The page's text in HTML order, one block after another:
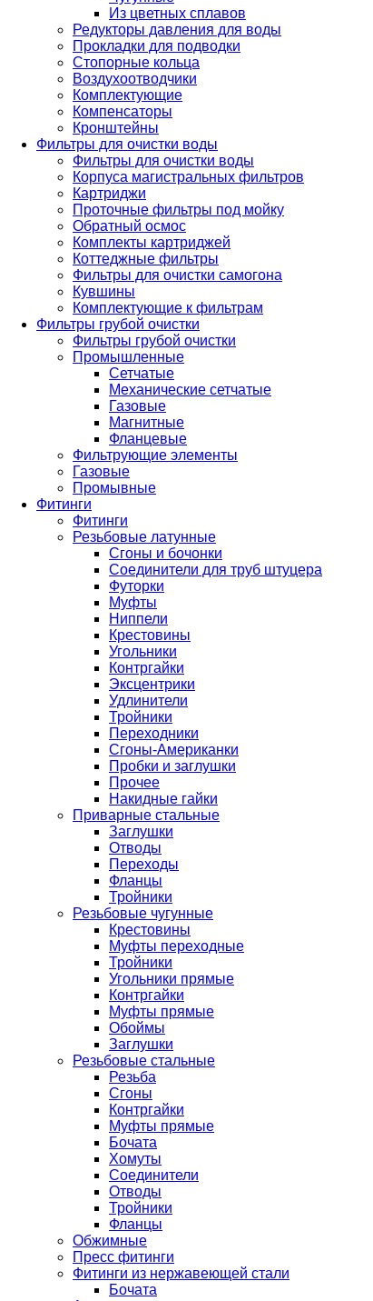
Из цветных сплавов
Редукторы давления для воды
Прокладки для подводки
Стопорные кольца
Воздухоотводчики
Комплектующие
Компенсаторы
Кронштейны
Фильтры для очистки воды
Фильтры для очистки воды
Корпуса магистральных фильтров
Картриджи
Проточные фильтры под мойку
Обратный осмос
Комплекты картриджей
Коттеджные фильтры
Фильтры для очистки самогона
Кувшины
Комплектующие к фильтрам
Фильтры грубой очистки
Фильтры грубой очистки
Промышленные
Сетчатые
Механические сетчатые
Газовые
Магнитные
Фланцевые
Фильтрующие элементы
Газовые
Промывные
Фитинги
Фитинги
Резьбовые латунные
Сгоны и бочонки
Соединители для труб штуцера
Футорки
Муфты
Ниппели
Крестовины
Угольники
Контргайки
Эксцентрики
Удлинители
Тройники
Переходники
Сгоны-Американки
Пробки и заглушки
Прочее
Накидные гайки
Приварные стальные
Заглушки
Отводы
Переходы
Фланцы
Тройники
Резьбовые чугунные
Крестовины
Муфты переходные
Тройники
Угольники прямые
Контргайки
Муфты прямые
Обоймы
Заглушки
Резьбовые стальные
Резьба
Сгоны
Контргайки
Муфты прямые
Бочата
Хомуты
Соединители
Отводы
Тройники
Фланцы
Обжимные
Пресс фитинги
Фитинги из нержавеющей стали
Бочата